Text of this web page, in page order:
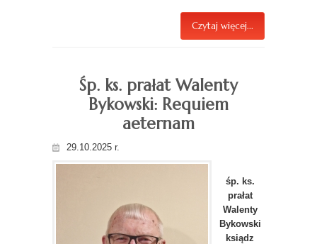
Czytaj więcej...
Śp. ks. prałat Walenty
Bykowski: Requiem
aeternam
29.10.2025 r.
śp. ks.
prałat
Walenty
Bykowski
ksiądz